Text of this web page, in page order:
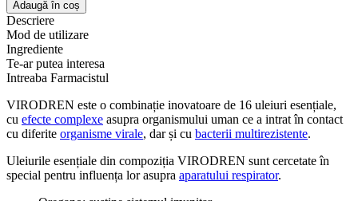
–
combinație
de
uleiuri
esențiale
integrale
–
10
ml
Adaugă în coș
Descriere
Mod de utilizare
Ingrediente
Te-ar putea interesa
Intreaba Farmacistul
VIRODREN este o combinație inovatoare de 16 uleiuri esențiale,
cu efecte complexe asupra organismului uman ce a intrat în contact
cu diferite organisme virale, dar și cu bacterii multirezistente.
Uleiurile esențiale din compoziția VIRODREN sunt cercetate în
special pentru influența lor asupra aparatului respirator.